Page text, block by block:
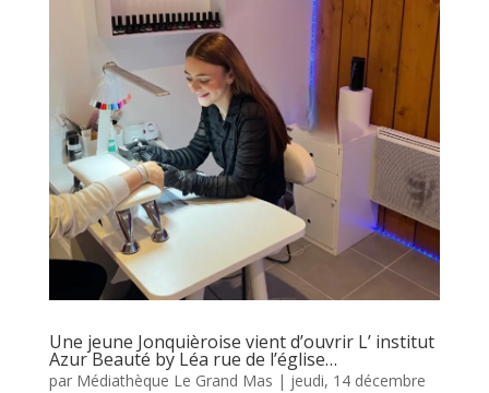
Une jeune Jonquièroise vient d’ouvrir L’ institut
Azur Beauté by Léa rue de l’église…
par Médiathèque Le Grand Mas | jeudi, 14 décembre